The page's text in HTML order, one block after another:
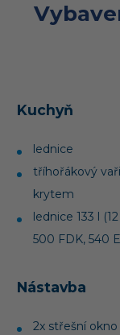
Kuchyň
lednice
tříhořákový
krytem
lednice 133 l
500 FDK, 540
Nástavba
2x střešní